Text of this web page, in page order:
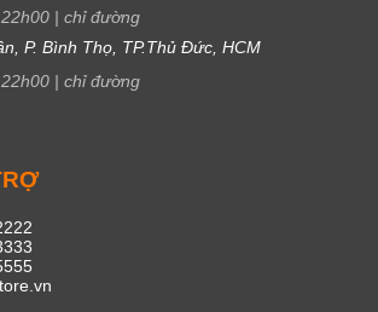
22h00 | chỉ đường
P. Bình Thọ, TP.Thủ Đức, HCM
22h00 | chỉ đường